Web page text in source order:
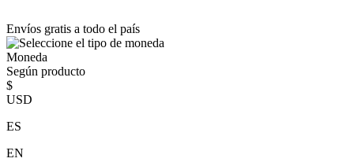
Envíos gratis a todo el país
Moneda
Según producto
$
USD
ES
EN